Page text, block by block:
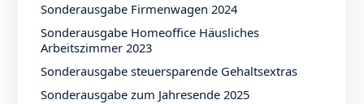
Sonderausgabe Firmenwagen 2024
Sonderausgabe Homeoffice Häusliches
Arbeitszimmer 2023
Sonderausgabe steuersparende Gehaltsextras
Sonderausgabe zum Jahresende 2025